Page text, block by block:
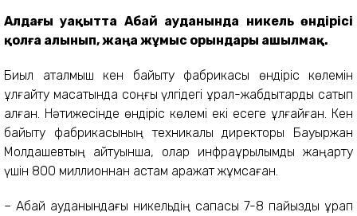
Алдағы уақытта Абай ауданында никель өндірісі
қолға алынып, жаңа жұмыс орындары ашылмақ.
Биыл аталмыш кен байыту фабрикасы өндіріс көлемін
ұлғайту мақсатында соңғы үлгідегі құрал-жабдықтарды сатып
алған. Нәтижесінде өндіріс көлемі екі есеге ұлғайған. Кен
байыту фабрикасының техникалық директоры Бауыржан
Молдашевтың айтуынша, олар инфрақұрылымды жаңарту
үшін 800 миллионнан астам қаражат жұмсаған.
– Абай ауданындағы никельдің сапасы 7-8 пайызды құрап